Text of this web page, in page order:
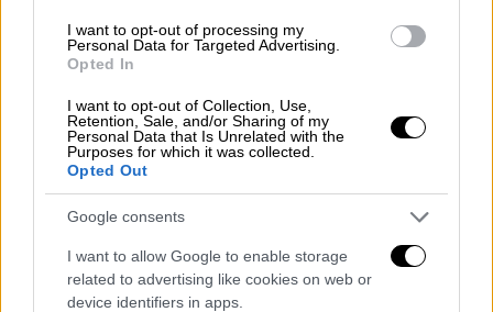
I want to opt-out of processing my
Personal Data for Targeted Advertising.
Opted In
I want to opt-out of Collection, Use,
Retention, Sale, and/or Sharing of my
Personal Data that Is Unrelated with the
Purposes for which it was collected.
Opted Out
Google consents
I want to allow Google to enable storage
related to advertising like cookies on web or
device identifiers in apps.
βίντεο κινουμένων σχεδίων, στο οποίο ένα
παιδί ταλαιπωρείται από εφιάλτες και
Motorhead.
Εκτός από την ψηφιακή μορφή, το τραγούδι
κυκλοφορεί σε περιορισμένης έκδοσης
βινύλιο 7 ιντσών με χαραγμένο στην πλευρά
Motorhead Warpigμέσω της
ιστοσελίδας του συγκροτήματος.